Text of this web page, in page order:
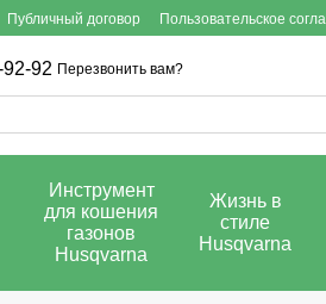
Публичный договор Пользовательское
92 Перезвонить вам?
Инструмент
для кошения
газонов
Husqvarna
Жизнь в
стиле
Husqvarna